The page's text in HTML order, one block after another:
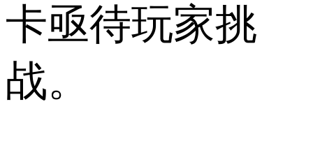
卡亟待玩家挑
战。